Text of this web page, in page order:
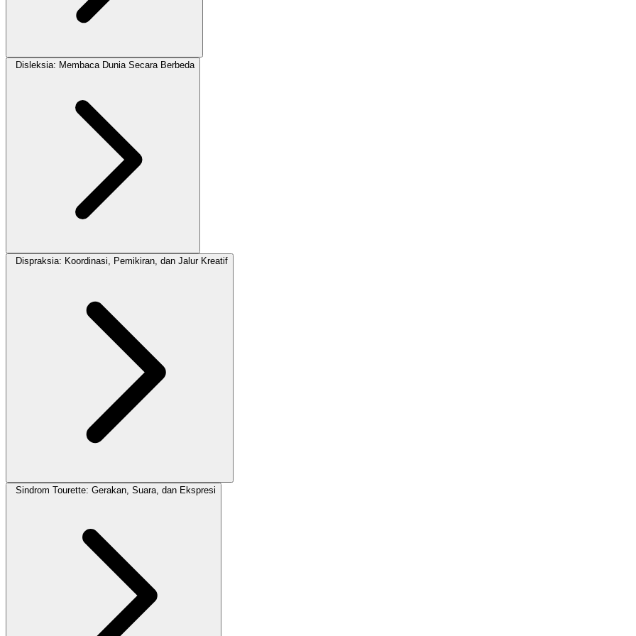
Disleksia: Membaca Dunia Secara Berbeda
Dispraksia: Koordinasi, Pemikiran, dan Jalur Kreatif
Sindrom Tourette: Gerakan, Suara, dan Ekspresi